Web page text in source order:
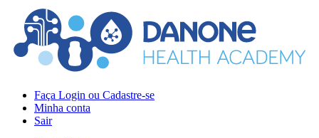
Faça Login ou Cadastre-se
Minha conta
Sair